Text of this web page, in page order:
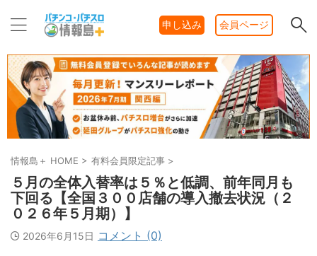
申し込み 会員ページ
情報島＋ HOME > 有料会員限定記事 >
５月の全体入替率は５％と低調、前年同月も
下回る【全国３００店舗の導入撤去状況（２
０２６年５月期）】
2026年6月15日 コメント (0)